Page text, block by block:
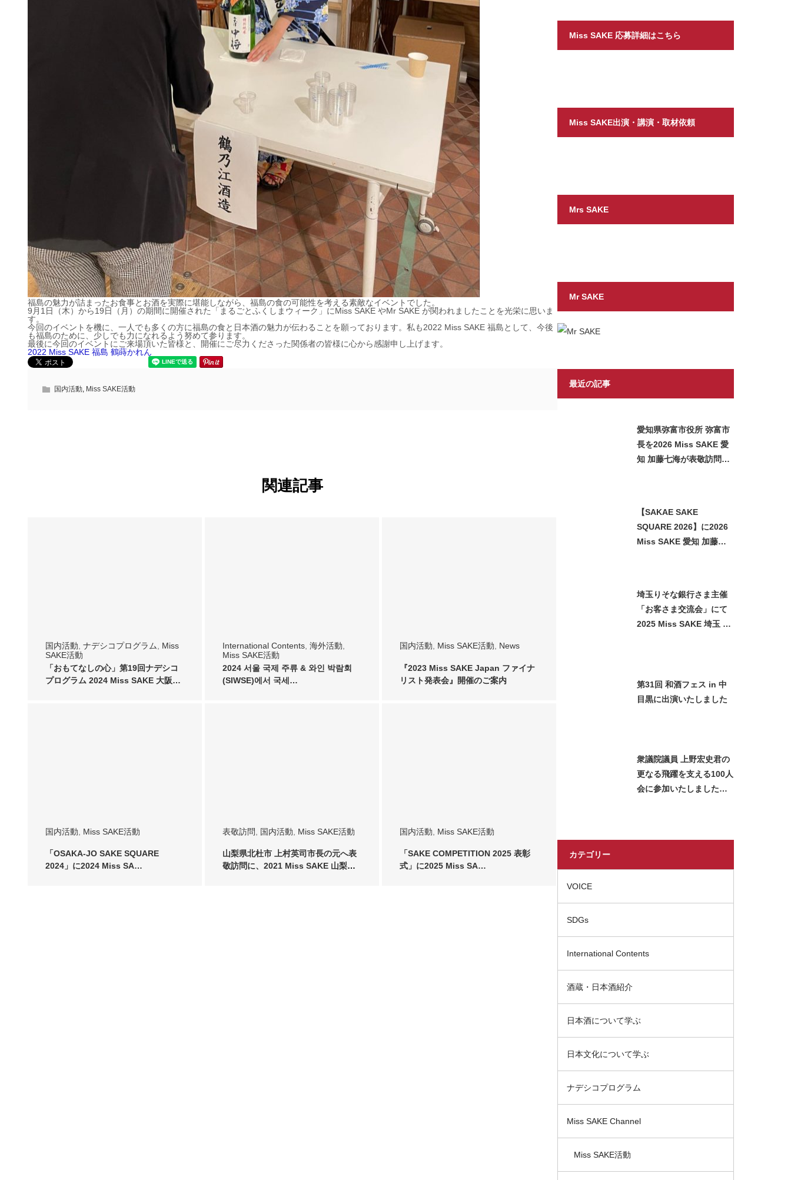
福島の魅力が詰まったお食事とお酒を実際に堪能しながら、福島の食の可能性を考える素敵なイベントでした。
9月1日（木）から19日（月）の期間に開催された「まるごとふくしまウィーク」にMiss SAKE やMr SAKE が関われましたことを光栄に思いま
す。
今回のイベントを機に、一人でも多くの方に福島の食と日本酒の魅力が伝わることを願っております。私も2022 Miss SAKE 福島として、今後
も福島のために、少しでも力になれるよう努めて参ります。
最後に今回のイベントにご来場頂いた皆様と、開催にご尽力くださった関係者の皆様に心から感謝申し上げます。
2022 Miss SAKE 福島 鶴蒔かれん
国内活動, Miss SAKE活動
関連記事
国内活動 ナデシコプログラム
Miss
SAKE活動
「おもてなしの心」第19回ナデシコ
プログラム 2024 Miss SAKE 大阪…
International Contents 海外活動
Miss SAKE活動
2024 서울 국제 주류 & 와인 박람회
(SIWSE)에서 국세…
国内活動 Miss SAKE活動 News
『2023 Miss SAKE Japan ファイナ
リスト発表会』開催のご案内
国内活動 Miss SAKE活動
「OSAKA-JO SAKE SQUARE
2024」に2024 Miss SA…
表敬訪問 国内活動 Miss SAKE活動
山梨県北杜市 上村英司市長の元へ表
敬訪問に、2021 Miss SAKE 山梨
国内活動 Miss SAKE活動
「SAKE COMPETITION 2025 表彰
式」に2025 Miss SA…
Miss SAKE 応募詳細はこちら
Miss SAKE出演・講演・取材依頼
Mrs SAKE
Mr SAKE
最近の記事
愛知県弥富市役所 弥富市
長を2026 Miss SAKE 愛
知 加藤七海が表敬訪問い
【SAKAE SAKE
SQUARE 2026】に2026
Miss SAKE 愛知 加藤七
埼玉りそな銀行さま主催
「お客さま交流会」にて
2025 Miss SAKE 埼玉 石
第31回 和酒フェス in 中
目黒に出演いたしました
衆議院議員 上野宏史君の
更なる飛躍を支える100人
会に参加いたしました＿
カテゴリー
VOICE
SDGs
International Contents
酒蔵・日本酒紹介
日本酒について学ぶ
日本文化について学ぶ
ナデシコプログラム
Miss SAKE Channel
Miss SAKE活動